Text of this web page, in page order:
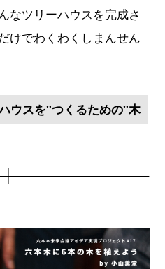
なツリーハウスを完成さ
けでわくわくしまんせん
ウスを"つくるための"木